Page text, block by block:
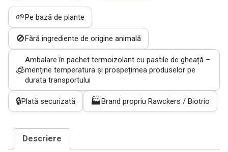
-
alternativa
vegetala
la
din
nuci
caju
ECO,
cu
cacao
200g
🌱Pe bază de plante
🚫Fără ingrediente de origine animală
🧊
Ambalare în pachet termoizolant cu pastile de gheață –
menține temperatura și prospețimea produselor pe
durata transportului
🔒Plată securizată 🏭Brand propriu Rawckers / Biotrio
Descriere